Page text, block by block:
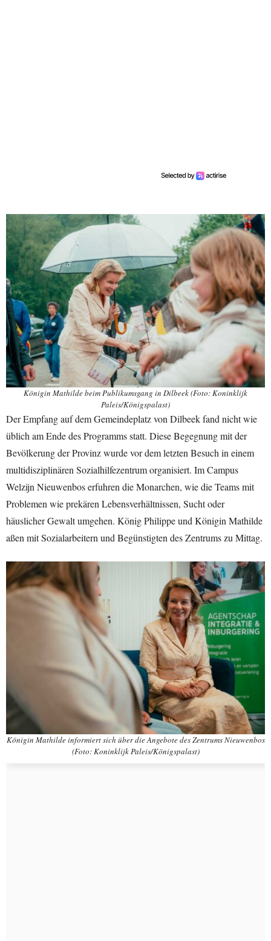
Königin Mathilde beim Publikumsgang in Dilbeek (Foto: Koninklijk
Paleis/Königspalast)
Der Empfang auf dem Gemeindeplatz von Dilbeek fand nicht wie
üblich am Ende des Programms statt. Diese Begegnung mit der
Bevölkerung der Provinz wurde vor dem letzten Besuch in einem
multidisziplinären Sozialhilfezentrum organisiert. Im Campus
Welzijn Nieuwenbos erfuhren die Monarchen, wie die Teams mit
Problemen wie prekären Lebensverhältnissen, Sucht oder
häuslicher Gewalt umgehen. König Philippe und Königin Mathilde
aßen mit Sozialarbeitern und Begünstigten des Zentrums zu Mittag.
Königin Mathilde informiert sich über die Angebote des Zentrums Nieuwenbos
(Foto: Koninklijk Paleis/Königspalast)